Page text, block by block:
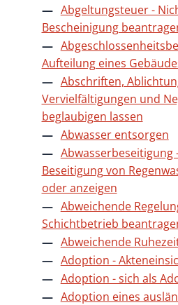
Abgeltungsteuer -
Bescheinigung
Aufteilung eines
Abschriften,
Vervielfältigungen und
beglaubigen lassen
Abwasser entsorgen
Abwasserbeseitigung
Beseitigung von
oder anzeigen
Abweichende
Schichtbetrieb
Abweichende
Adoption -
Adoption - sich als
Adoption eines